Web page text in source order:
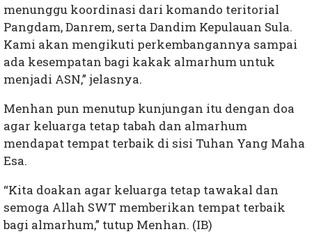
menunggu koordinasi dari komando teritorial
Pangdam, Danrem, serta Dandim Kepulauan Sula.
Kami akan mengikuti perkembangannya sampai
ada kesempatan bagi kakak almarhum untuk
menjadi ASN,” jelasnya.
Menhan pun menutup kunjungan itu dengan doa
agar keluarga tetap tabah dan almarhum
mendapat tempat terbaik di sisi Tuhan Yang Maha
Esa.
“Kita doakan agar keluarga tetap tawakal dan
semoga Allah SWT memberikan tempat terbaik
bagi almarhum,” tutup Menhan. (IB)